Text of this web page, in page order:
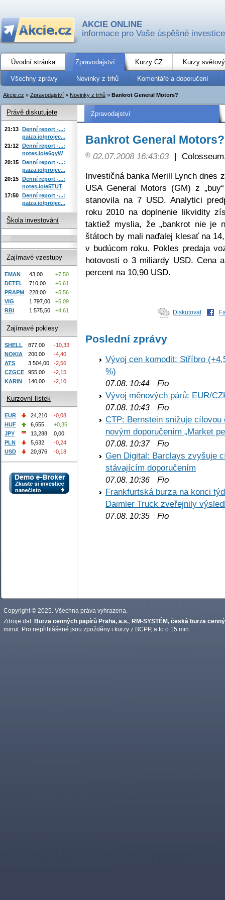
AKCIE ONLINE
informace pro Vaše úspěšné investice
Úvodní stránka Zpravodajství Kurzy CZ Kurzy
Všechny zprávy Novinky z trhů Komentáře a doporučení
Akcie.cz » Zpravodajství » Novinky z trhů » Bankrot General Motors?
Zpravodajství
Bankrot General Motors?
02.07.2008 16:43:03 |
Investičná banka Merill Lynch dnes
USA General Motors (GM) z
stanovila na 7 USD. Analytici
roku 2010 na doplnenie likvidity
taktiež myslia, že „bankrot nie je
štátoch by mali naďalej klesať na
v budúcom roku. Pokles predaja
hotovosti o 3 miliardy USD. Cena
percent na 10,90 USD.
Diskutovat
Poslední zprávy
Vývoj cen komodit: Stříbro
%)
07.08. 10:44 Fio
Vývoj měnových párů: EUR/
07.08. 10:43 Fio
CTP: Bernstein snižuje
novým doporučením „Market
07.08. 10:37Fio
Gen Digital: Barclays zvyšuje
stávajícím doporučením
07.08. 10:36 Fio
Frankfurtská burza na konci
Daimler Truck zveřejnily
07.08. 10:35 Fio
Právě diskutujete
21:13 Denní report -...:
paiza.io/projec...
21:12 Denní report -...:
notes.io/e6qyW
20:15 Denní report -...:
paiza.io/projec...
20:15 Denní report -...:
notes.io/e5TUT
17:50 Denní report -...:
paiza.io/projec...
Škola investování
Zajímavé vzestupy
EMAN 43,00
+7,50
DETEL
710,00
+6,61
PRAPM
228,00
+5,56
VIG
1 797,00
+5,09
RBI
1 575,50 +4,61
Zajímavé poklesy
SHELL 877,00
-10,33
NOKIA
200,00
-4,40
ATS
3 504,00
-2,56
CZGCE
955,00
-2,15
KARIN
140,00 -2,10
Kurzovní lístek
EUR 24,210
-0,08
HUF
6,655
+0,35
JPY
13,288
0,00
PLN
5,632
-0,24
USD
20,976 -0,18
Copyright © 2025. Všechna práva vyhrazena.
Zdroje dat: Burza cenných papírů Praha, a.s. RM-SYSTÉM, česká burza
minut. Pro nepřihlášené jsou zpožděny i kurzy z BCPP, a to o 15 min.